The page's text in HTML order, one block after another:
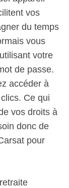
vos
du temps
vous
votre
de passe.
accéder à
Ce qui
vos droits à
donc de
pour